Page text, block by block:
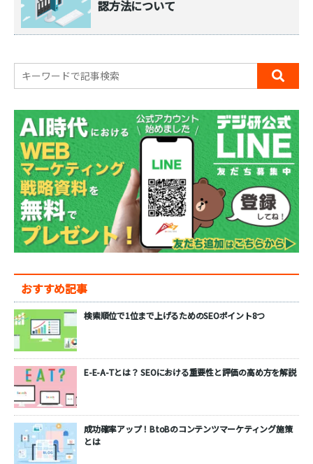
認方法について
おすすめ記事
検索順位で1位まで上げるためのSEOポイント8つ
E-E-A-Tとは？ SEOにおける重要性と評価の高め方を解説
成功確率アップ！BtoBのコンテンツマーケティング施策
とは